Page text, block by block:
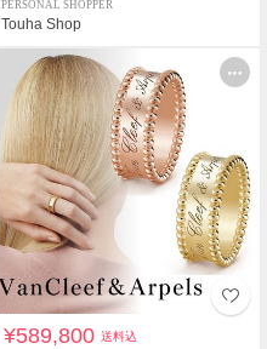
PERSONAL SHOPPER
Touha Shop
¥589,800送料込